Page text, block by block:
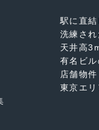
駅に直
洗練さ
天井高
有名ビ
店舗物
東京エ